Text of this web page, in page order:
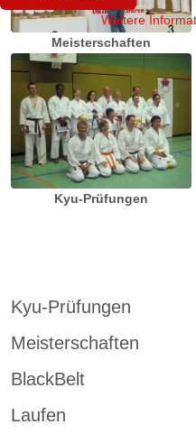
Meisterschaften
Kyu-Prüfungen
Kyu-Prüfungen
Meisterschaften
BlackBelt
Laufen
Weitere